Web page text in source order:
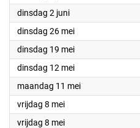
dinsdag 2 juni2026
dinsdag 26 mei2026
dinsdag 19 mei2026
dinsdag 12 mei2026
maandag 11 mei2026
vrijdag 8 mei2026
vrijdag 8 mei2026